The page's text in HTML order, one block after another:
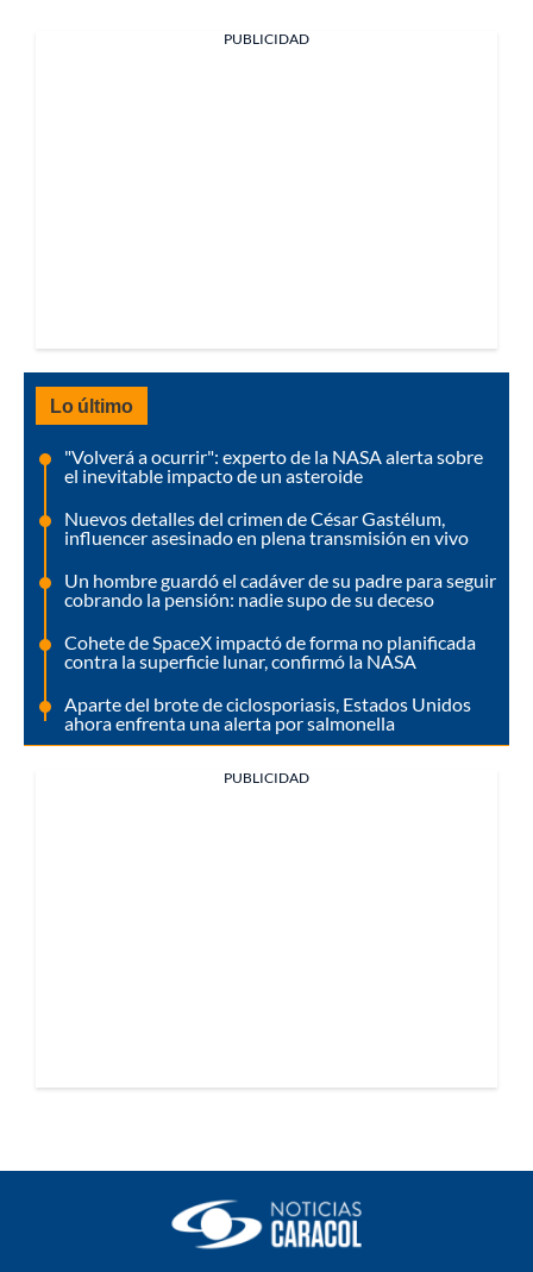
PUBLICIDAD
Lo último
"Volverá a ocurrir": experto de la NASA alerta sobre
el inevitable impacto de un asteroide
Nuevos detalles del crimen de César Gastélum,
influencer asesinado en plena transmisión en vivo
Un hombre guardó el cadáver de su padre para seguir
cobrando la pensión: nadie supo de su deceso
Cohete de SpaceX impactó de forma no planificada
contra la superficie lunar, confirmó la NASA
Aparte del brote de ciclosporiasis, Estados Unidos
ahora enfrenta una alerta por salmonella
PUBLICIDAD